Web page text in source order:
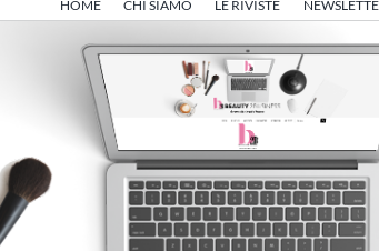
HOME CHI SIAMO LE RIVISTE